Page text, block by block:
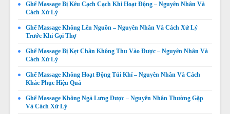
Ghế Massage Bị Kêu Cạch Cạch Khi Hoạt Động – Nguyên Nhân Và
Cách Xử Lý
Ghế Massage Không Lên Nguồn – Nguyên Nhân Và Cách Xử Lý
Trước Khi Gọi Thợ
Ghế Massage Bị Kẹt Chân Không Thu Vào Được – Nguyên Nhân Và
Cách Xử Lý
Ghế Massage Không Hoạt Động Túi Khí – Nguyên Nhân Và Cách
Khắc Phục Hiệu Quả
Ghế Massage Không Ngả Lưng Được – Nguyên Nhân Thường Gặp
Và Cách Xử Lý